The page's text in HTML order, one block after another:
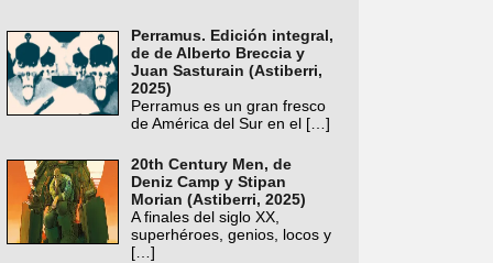
Perramus. Edición integral,
de de Alberto Breccia y
Juan Sasturain (Astiberri,
2025)
Perramus es un gran fresco
de América del Sur en el […]
20th Century Men, de
Deniz Camp y Stipan
Morian (Astiberri, 2025)
A finales del siglo XX,
superhéroes, genios, locos y
[…]